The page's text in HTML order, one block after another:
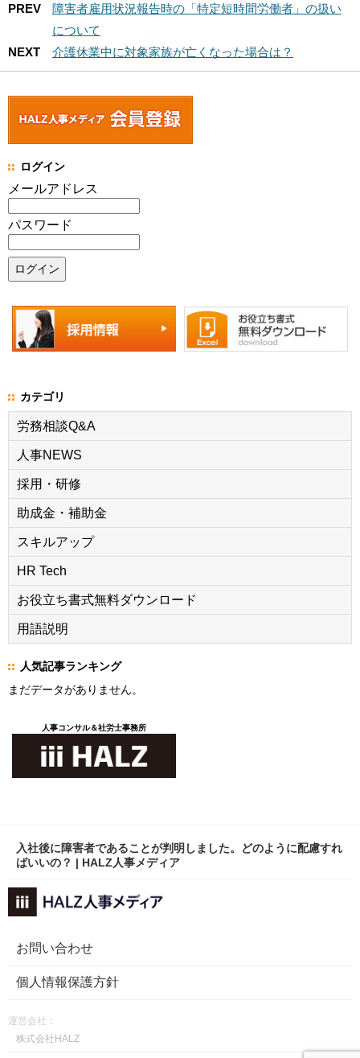
PREV
障害者雇用状況報告時の「特定短時間労働者」の扱い
について
NEXT
介護休業中に対象家族が亡くなった場合は？
ログイン
メールアドレス
パスワード
カテゴリ
労務相談Q&A
人事NEWS
採用・研修
助成金・補助金
スキルアップ
HR Tech
お役立ち書式無料ダウンロード
用語説明
人気記事ランキング
まだデータがありません。
人事コンサル＆社労士事務所
入社後に障害者であることが判明しました。どのように配慮すれ
ばいいの？ | HALZ人事メディア
お問い合わせ
個人情報保護方針
運営会社：
株式会社HALZ